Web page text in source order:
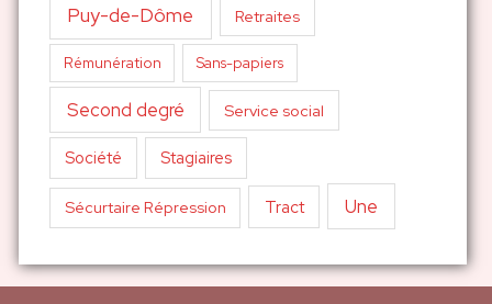
Puy-de-Dôme Retraites
Rémunération Sans-papiers
Second degré Service social
Société Stagiaires
Sécurtaire Répression Tract Une